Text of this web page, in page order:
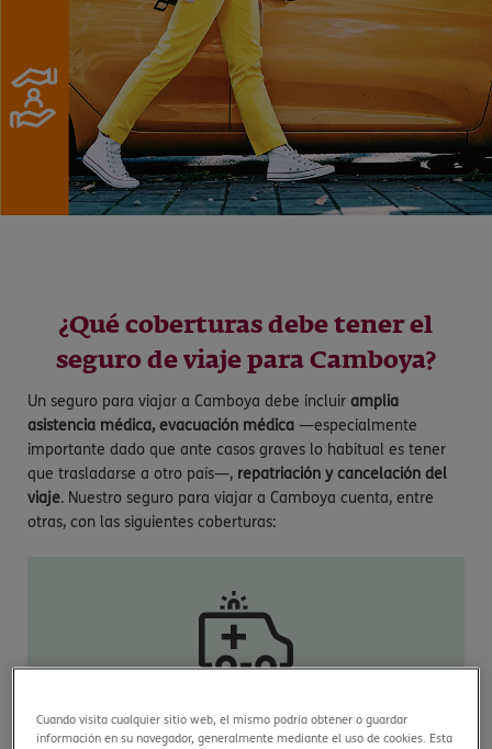
¿Qué coberturas debe tener el
seguro de viaje para Camboya?
Un seguro para viajar a Camboya debe incluir amplia
asistencia médica, evacuación médica —especialmente
importante dado que ante casos graves lo habitual es tener
que trasladarse a otro país—, repatriación y cancelación del
viaje. Nuestro seguro para viajar a Camboya cuenta, entre
otras, con las siguientes coberturas:
Cuando visita cualquier sitio web, el mismo podría obtener o guardar
información en su navegador, generalmente mediante el uso de cookies. Esta